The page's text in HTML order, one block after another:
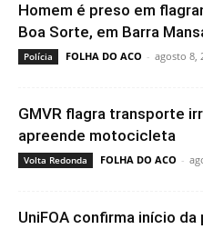
Homem é preso em
Boa Sorte, em Barra
Polícia FOLHA DO ACO - agosto 8,
GMVR flagra transporte
apreende motocicleta
Volta Redonda FOLHA DO ACO -
UniFOA confirma início